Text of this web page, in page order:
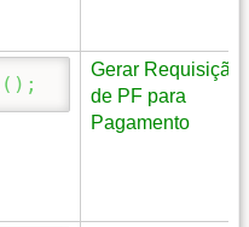
( ) ;
Gerar Requisição
de PF para
Pagamento